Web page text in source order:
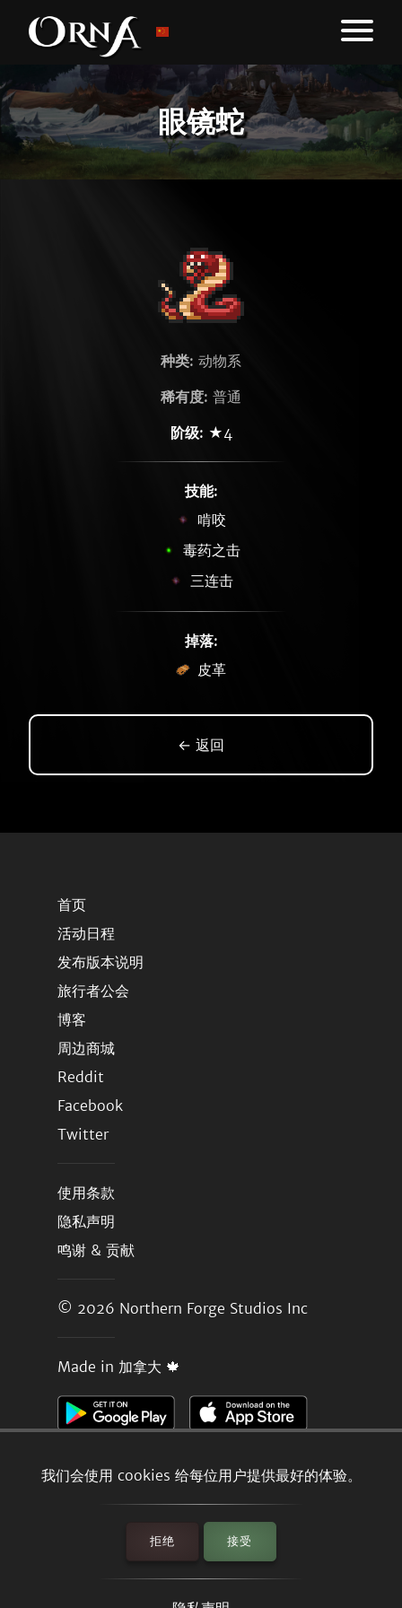
眼镜蛇
我们会使用 cookies 给每位用户提供最好的体验。
拒绝 接受
种类: 动物系
稀有度: 普通
阶级: ★4
技能:
啃咬
毒药之击
三连击
掉落:
皮革
← 返回
首页
活动日程
发布版本说明
旅行者公会
博客
周边商城
Reddit
Facebook
Twitter
使用条款
隐私声明
鸣谢 & 贡献
© 2026 Northern Forge Studios Inc
Made in 加拿大 🍁